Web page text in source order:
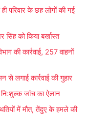
परिवार के छह लोगों की गई
को किया बर्खास्त
की कार्रवाई, 257 वाहनों
से लगाई कार्रवाई की गुहार
जांच का ऐलान
में मौत, तेंदुए के हमले की